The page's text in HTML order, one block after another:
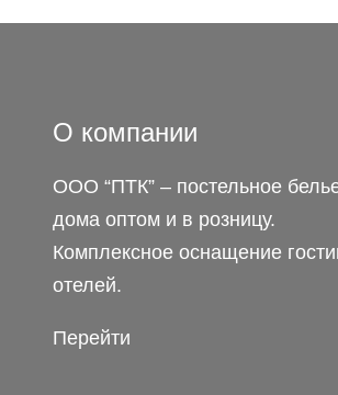
О компании
ООО “ПТК” – постельное
дома оптом и в розницу.
Комплексное оснащение
отелей.
Перейти